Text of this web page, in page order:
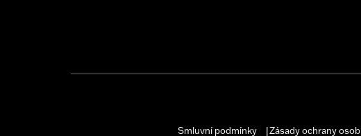
Smluvní podmínky
Zásady ochrany